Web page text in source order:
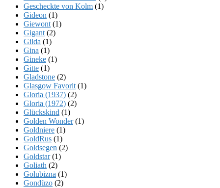
Gescheckte von Kolm (1)
Gideon (1)
Giewont (1)
Gigant (2)
Gilda (1)
Gina (1)
Gineke (1)
Gitte (1)
Gladstone (2)
Glasgow Favorit (1)
Gloria (1937) (2)
Gloria (1972) (2)
Glückskind (1)
Golden Wonder(1)
Goldniere (1)
GoldRus (1)
Goldsegen (2)
Goldstar(1)
Goliath (2)
Golubizna (1)
Gondüzo (2)